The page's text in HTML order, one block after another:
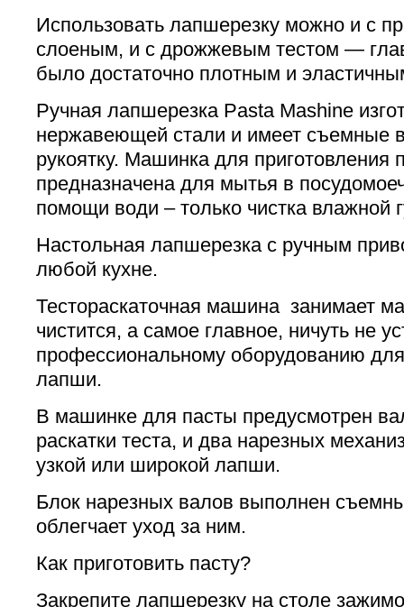
Использовать лапшерезку можно и с
слоеным, и с дрожжевым тестом ―
было достаточно плотным и
Ручная лапшерезка Pasta Mashine
нержавеющей стали и имеет съемные
рукоятку. Машинка для приготовления
предназначена для мытья в
помощи води – только чистка влажной
Настольная лапшерезка с ручным
любой кухне.
Тестораскаточная машина занимает
чистится, а самое главное, ничуть не
профессиональному оборудованию
лапши.
В машинке для пасты предусмотрен
раскатки теста, и два нарезных
узкой или широкой лапши.
Блок нарезных валов выполнен
облегчает уход за ним.
Как приготовить пасту?
Закрепите лапшерезку на столе